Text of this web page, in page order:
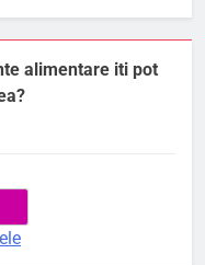
alimentare iti pot